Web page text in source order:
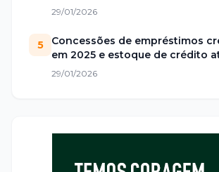
29/01/2026
5
Concessões de empréstimos
em 2025 e estoque de crédito
trilhões no Brasil
29/01/2026